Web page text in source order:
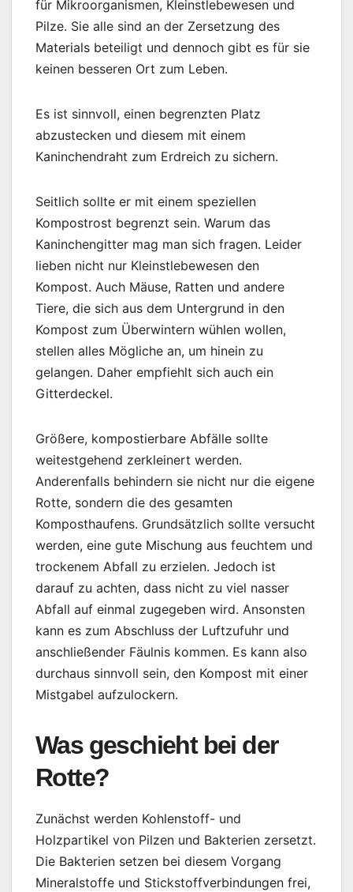
für Mikroorganismen, Kleinstlebewesen und
Pilze. Sie alle sind an der Zersetzung des
Materials beteiligt und dennoch gibt es für sie
keinen besseren Ort zum Leben.
Es ist sinnvoll, einen begrenzten Platz
abzustecken und diesem mit einem
Kaninchendraht zum Erdreich zu sichern.
Seitlich sollte er mit einem speziellen
Kompostrost begrenzt sein. Warum das
Kaninchengitter mag man sich fragen. Leider
lieben nicht nur Kleinstlebewesen den
Kompost. Auch Mäuse, Ratten und andere
Tiere, die sich aus dem Untergrund in den
Kompost zum Überwintern wühlen wollen,
stellen alles Mögliche an, um hinein zu
gelangen. Daher empfiehlt sich auch ein
Gitterdeckel.
Größere, kompostierbare Abfälle sollte
weitestgehend zerkleinert werden.
Anderenfalls behindern sie nicht nur die eigene
Rotte, sondern die des gesamten
Komposthaufens. Grundsätzlich sollte versucht
werden, eine gute Mischung aus feuchtem und
trockenem Abfall zu erzielen. Jedoch ist
darauf zu achten, dass nicht zu viel nasser
Abfall auf einmal zugegeben wird. Ansonsten
kann es zum Abschluss der Luftzufuhr und
anschließender Fäulnis kommen. Es kann also
durchaus sinnvoll sein, den Kompost mit einer
Mistgabel aufzulockern.
Was geschieht bei der
Rotte?
Zunächst werden Kohlenstoff- und
Holzpartikel von Pilzen und Bakterien zersetzt.
Die Bakterien setzen bei diesem Vorgang
Mineralstoffe und Stickstoffverbindungen frei,